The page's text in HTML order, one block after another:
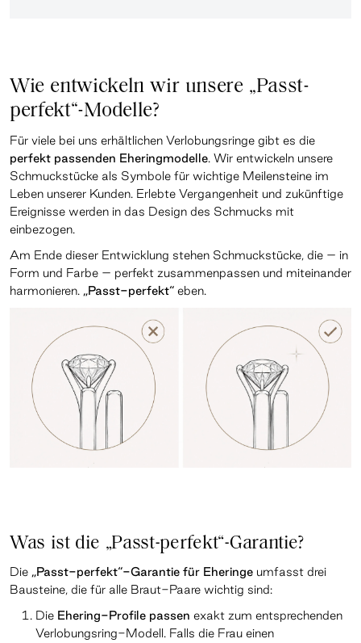
Wie entwickeln wir unsere „Passt-
perfekt“-Modelle?
Für viele bei uns erhältlichen Verlobungsringe gibt es die
perfekt passenden Eheringmodelle. Wir entwickeln unsere
Schmuckstücke als Symbole für wichtige Meilensteine im
Leben unserer Kunden. Erlebte Vergangenheit und zukünftige
Ereignisse werden in das Design des Schmucks mit
einbezogen.
Am Ende dieser Entwicklung stehen Schmuckstücke, die – in
Form und Farbe – perfekt zusammenpassen und miteinander
harmonieren. „Passt-perfekt“ eben.
Was ist die „Passt-perfekt“-Garantie?
Die „Passt-perfekt“-Garantie für Eheringe umfasst drei
Bausteine, die für alle Braut-Paare wichtig sind:
Die Ehering-Profile passen exakt zum entsprechenden
Verlobungsring-Modell. Falls die Frau einen